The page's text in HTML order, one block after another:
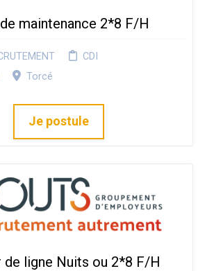
maintenance 2*8 F/H
CDI
Torcé
Je postule
de ligne Nuits ou 2*8 F/H